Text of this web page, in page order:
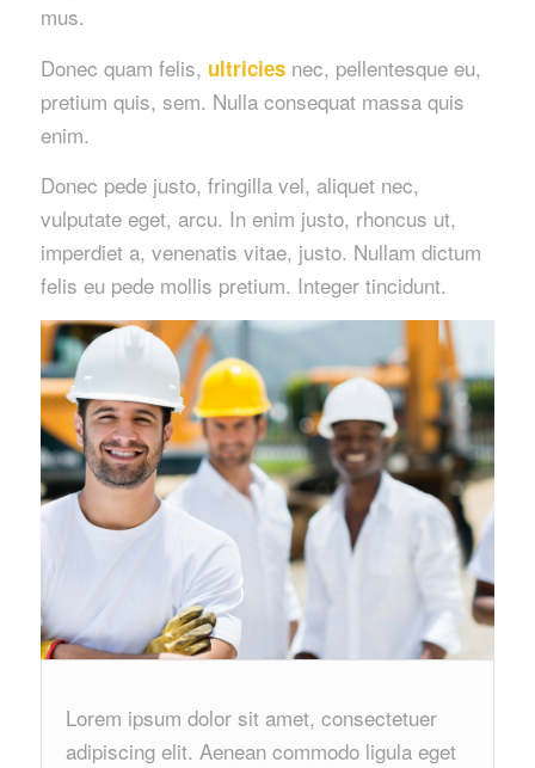
mus.
Donec quam felis, ultriciesnec, pellentesque eu,
pretium quis, sem. Nulla consequat massa quis
enim.
Donec pede justo, fringilla vel, aliquet nec,
vulputate eget, arcu. In enim justo, rhoncus ut,
imperdiet a, venenatis vitae, justo. Nullam dictum
felis eu pede mollis pretium. Integer tincidunt.
Lorem ipsum dolor sit amet, consectetuer
adipiscing elit. Aenean commodo ligula eget